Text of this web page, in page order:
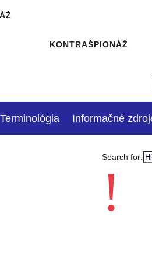
KONTRAŠPIONÁŽ
Terminológia Informačné
Search for:
!